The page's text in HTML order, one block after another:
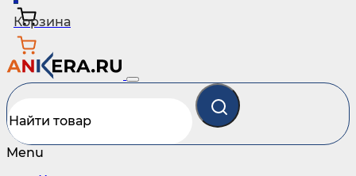
Корзина
Menu